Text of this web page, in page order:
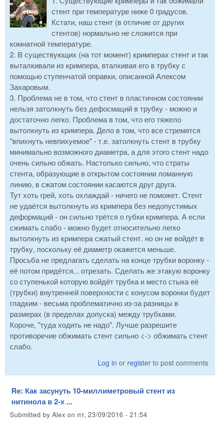
стент при температуре ниже 0 градусов.
Кстати, наш стент (в отличие от других
стентов) нормально не сложится при
комнатной температуре.
2. В существующих (на тот момент) кримперах стент и так
выталкивали из кримпера, вталкивая его в трубку с
помощью ступенчатой оправки, описанной Алексом
Захаровым.
3. Проблема не в том, что стент в пластичном состоянии
нельзя затолкнуть без дефосмаций в трубку - можно и
достаточно легко. Проблема в том, что его тяжело
вытолкнуть из кримпера. Дело в том, что все стремятся
"впихнуть невпихуемое" - т.е. затолкнуть стент в трубку
минимально возможного диаметра, а для этого стент надо
очень сильно обжать. Настолько сильно, что страты
стента, образующие в открытом состоянии ломанную
линию, в сжатом состоянии касаются друг друга.
Тут хоть грей, хоть охлаждай - ничего не поможет. Стент
не удаётся вытолкнуть из кримпера без недопустимых
деформаций - он сильно трётся о губки кримпера. А если
сжимать слабо - можно будет относительно легко
вытолкнуть из кримпера сжатый стент. но он не войдёт в
трубку, поскольку её диаметр окажется меньше.
Просьба не предлагать сделать на конце трубки воронку -
её потом придётся... отрезать. Сделать же этакую воронку
со ступенькой которую войдёт трубка и место стыка её
(трубки) внутренней поверхности с конусом воронки будет
гладким - весьма проблематично из-за разницы в
размерах (в пределах допуска) между трубками.
Короче, "туда ходить не надо". Лучше разрешите
противоречие обжимать стент сильно <-> обжимать стент
слабо.
Log in or register to post comments
Re: Как засунуть 10-миллиметровый стент из
нитинола в 2-х ...
Submitted by Alex on пт, 23/09/2016 - 21:54